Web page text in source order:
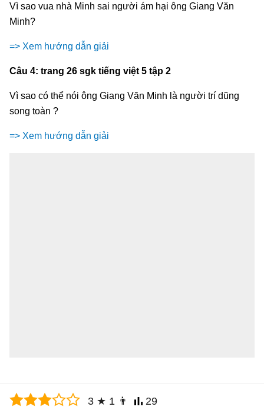
Vì sao vua nhà Minh sai người ám hại ông Giang Văn
Minh?
=> Xem hướng dẫn giải
Câu 4: trang 26 sgk tiếng việt 5 tập 2
Vì sao có thể nói ông Giang Văn Minh là người trí dũng
song toàn ?
=> Xem hướng dẫn giải
3 ★ 1 👨 29